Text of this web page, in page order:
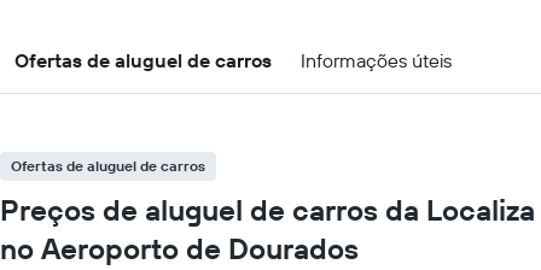
Ofertas de aluguel de carros Informações úteis
Ofertas de aluguel de carros
Preços de aluguel de carros da Localiza
no Aeroporto de Dourados